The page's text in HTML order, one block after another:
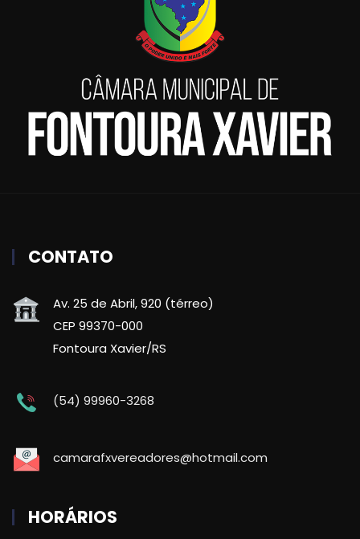
CONTATO
Av. 25 de Abril, 920 (térreo)
CEP 99370-000
Fontoura Xavier/RS
(54) 99960-3268
camarafxvereadores@hotmail.com
HORÁRIOS